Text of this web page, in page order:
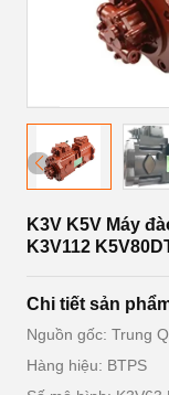
K3V K5V Máy
K3V112
Chi tiết sản
Nguồn gốc: Trung
Hàng hiệu: BTPS